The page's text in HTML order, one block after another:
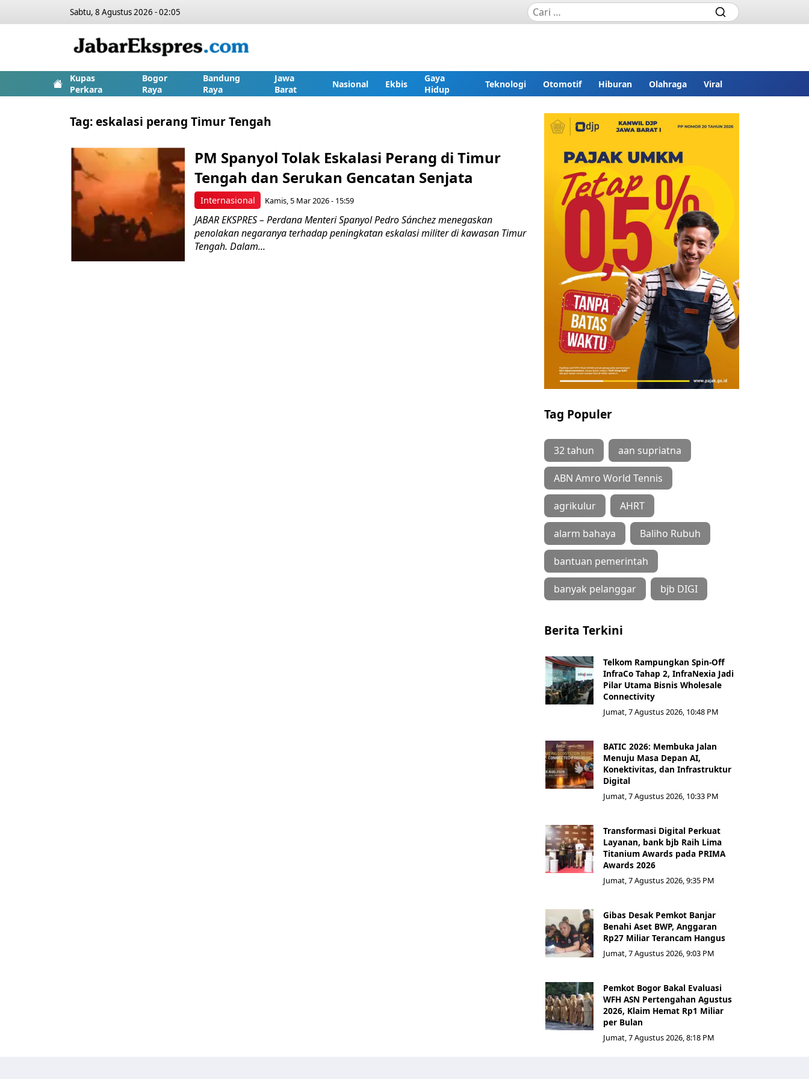
Sabtu, 8 Agustus 2026 - 02:05
Kupas
Perkara
Bogor
Raya
Bandung
Raya
Jawa
Barat
Nasional Ekbis
Gaya
Hidup
Teknologi Otomotif Hiburan Olahraga Viral
Tag:eskalasi perang Timur Tengah
Internasional
PM Spanyol Tolak Eskalasi Perang di Timur
Tengah dan Serukan Gencatan Senjata
Kamis, 5 Mar 2026 - 15:59
JABAR EKSPRES – Perdana Menteri Spanyol Pedro Sánchez menegaskan
penolakan negaranya terhadap peningkatan eskalasi militer di kawasan Timur
Tengah. Dalam...
Tag Populer
32 tahun aan supriatna
ABN Amro World Tennis
agrikulur AHRT
alarm bahaya Baliho Rubuh
bantuan pemerintah
banyak pelanggar bjb DIGI
Berita Terkini
Telkom Rampungkan Spin-Off
InfraCo Tahap 2, InfraNexia Jadi
Pilar Utama Bisnis Wholesale
Connectivity
Jumat, 7 Agustus 2026, 10:48 PM
BATIC 2026: Membuka Jalan
Menuju Masa Depan AI,
Konektivitas, dan Infrastruktur
Digital
Jumat, 7 Agustus 2026, 10:33 PM
Transformasi Digital Perkuat
Layanan, bank bjb Raih Lima
Titanium Awards pada PRIMA
Awards 2026
Jumat, 7 Agustus 2026, 9:35 PM
Gibas Desak Pemkot Banjar
Benahi Aset BWP, Anggaran
Rp27 Miliar Terancam Hangus
Jumat, 7 Agustus 2026, 9:03 PM
Pemkot Bogor Bakal Evaluasi
WFH ASN Pertengahan Agustus
2026, Klaim Hemat Rp1 Miliar
per Bulan
Jumat, 7 Agustus 2026, 8:18 PM